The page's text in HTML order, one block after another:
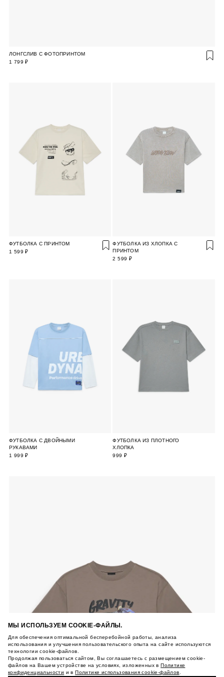
ЛОНГСЛИВ С ФОТОПРИНТОМ
1 799 ₽
ФУТБОЛКА С ПРИНТОМ
1 599 ₽
ФУТБОЛКА ИЗ ХЛОПКА С
ПРИНТОМ
2 599 ₽
ФУТБОЛКА С ДВОЙНЫМИ
РУКАВАМИ
1 999 ₽
ФУТБОЛКА ИЗ ПЛОТНОГО
ХЛОПКА
999 ₽
МЫ ИСПОЛЬЗУЕМ COOKIE-ФАЙЛЫ.
Для обеспечения оптимальной бесперебойной работы, анализа
использования и улучшения пользовательского опыта на сайте используются
технологии cookie-файлов.
Продолжая пользоваться сайтом, Вы соглашаетесь с размещением cookie-
файлов на Вашем устройстве на условиях, изложенных вПолитике
конфиденциальности и вПолитике использования cookie-файлов